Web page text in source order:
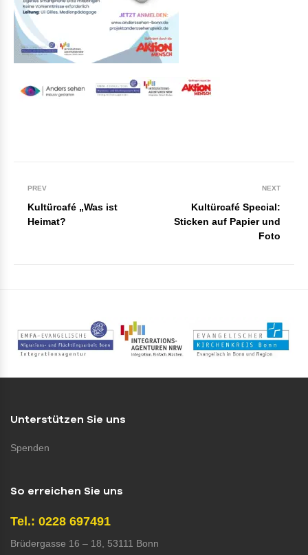
PREV
Kultürcafé „Was ist
Heimat?
NEXT
Kultürcafé Special:
Sticken auf Papier und
Foto
Unterstützen Sie uns
Spenden
So erreichen Sie uns
Tel.: 0228 697491
Brüdergasse 16 – 18, 53111 Bonn